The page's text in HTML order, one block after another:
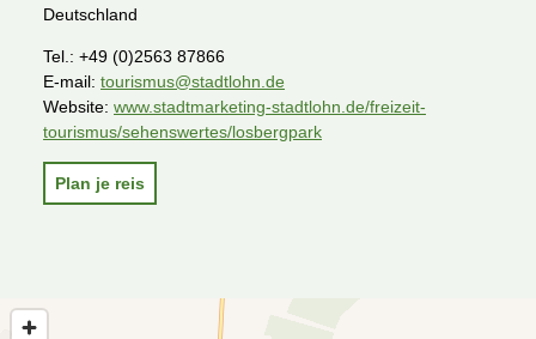
Deutschland
Tel.: +49 (0)2563 87866
E-mail: tourismus@stadtlohn.de
Website: www.stadtmarketing-stadtlohn.de/freizeit-
tourismus/sehenswertes/losbergpark
Plan je reis